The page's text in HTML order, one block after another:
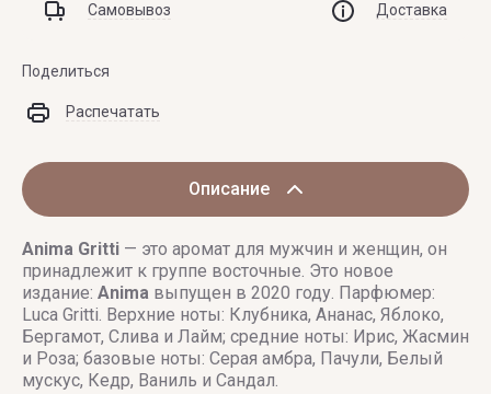
Самовывоз Доставка
Поделиться
Распечатать
Описание
Anima Gritti — это аромат для мужчин и женщин, он
принадлежит к группе восточные. Это новое
издание: Anima выпущен в 2020 году. Парфюмер:
Luca Gritti. Верхние ноты: Клубника, Ананас, Яблоко,
Бергамот, Слива и Лайм; средние ноты: Ирис, Жасмин
и Роза; базовые ноты: Серая амбра, Пачули, Белый
мускус, Кедр, Ваниль и Сандал.